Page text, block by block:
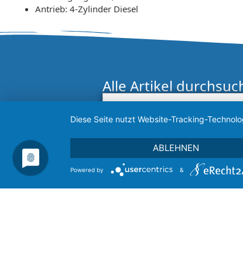
Antrieb: 4-Zylinder Diesel
Alle Artikel
Diese Seite nutzt Website-Tracking-
ABLEHNEN
Powered by &